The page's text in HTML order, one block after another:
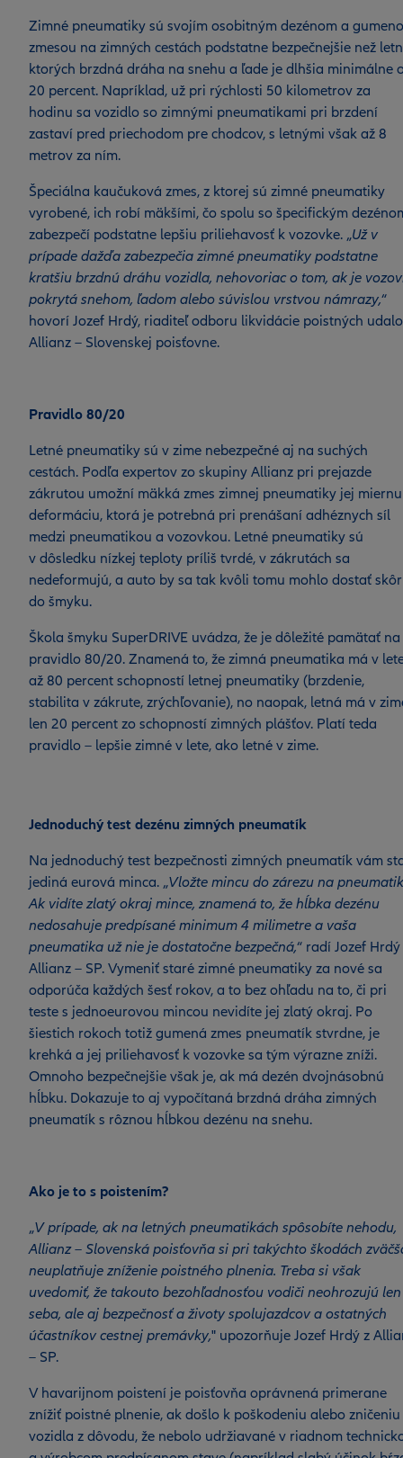
Zimné pneumatiky sú svojím osobitným dezénom a
zmesou na zimných cestách podstatne bezpečnejšie než
ktorých brzdná dráha na snehu a ľade je dlhšia minimálne
20 percent. Napríklad, už pri rýchlosti 50 kilometrov za
hodinu sa vozidlo so zimnými pneumatikami pri brzdení
zastaví pred priechodom pre chodcov, s letnými však až 8
metrov za ním.
Špeciálna kaučuková zmes, z ktorej sú zimné pneumatiky
vyrobené, ich robí mäkšími, čo spolu so špecifickým
zabezpečí podstatne lepšiu priliehavosť k vozovke. „Už v
prípade dažďa zabezpečia zimné pneumatiky podstatne
kratšiu brzdnú dráhu vozidla, nehovoriac o tom, ak je
pokrytá snehom, ľadom alebo súvislou vrstvou námrazy,“
hovorí Jozef Hrdý, riaditeľ odboru likvidácie poistných
Allianz – Slovenskej poisťovne.
Pravidlo 80/20
Letné pneumatiky sú v zime nebezpečné aj na suchých
cestách. Podľa expertov zo skupiny Allianz pri prejazde
zákrutou umožní mäkká zmes zimnej pneumatiky jej miernu
deformáciu, ktorá je potrebná pri prenášaní adhéznych síl
medzi pneumatikou a vozovkou. Letné pneumatiky sú
v dôsledku nízkej teploty príliš tvrdé, v zákrutách sa
nedeformujú, a auto by sa tak kvôli tomu mohlo dostať skôr
do šmyku.
Škola šmyku SuperDRIVE uvádza, že je dôležité pamätať na
pravidlo 80/20. Znamená to, že zimná pneumatika má v
až 80 percent schopností letnej pneumatiky (brzdenie,
stabilita v zákrute, zrýchľovanie), no naopak, letná má v
len 20 percent zo schopností zimných plášťov. Platí teda
pravidlo – lepšie zimné v lete, ako letné v zime.
Jednoduchý test dezénu zimných pneumatík
Na jednoduchý test bezpečnosti zimných pneumatík vám
jediná eurová minca. „Vložte mincu do zárezu na
Ak vidíte zlatý okraj mince, znamená to, že hĺbka dezénu
nedosahuje predpísané minimum 4 milimetre a vaša
pneumatika už nie je dostatočne bezpečná,“ radí Jozef Hrdý
Allianz – SP. Vymeniť staré zimné pneumatiky za nové sa
odporúča každých šesť rokov, a to bez ohľadu na to, či pri
teste s jednoeurovou mincou nevidíte jej zlatý okraj. Po
šiestich rokoch totiž gumená zmes pneumatík stvrdne, je
krehká a jej priliehavosť k vozovke sa tým výrazne zníži.
Omnoho bezpečnejšie však je, ak má dezén dvojnásobnú
hĺbku. Dokazuje to aj vypočítaná brzdná dráha zimných
pneumatík s rôznou hĺbkou dezénu na snehu.
Ako je to s poistením?
„V prípade, ak na letných pneumatikách spôsobíte nehodu,
Allianz – Slovenská poisťovňa si pri takýchto škodách
neuplatňuje zníženie poistného plnenia. Treba si však
uvedomiť, že takouto bezohľadnosťou vodiči neohrozujú len
seba, ale aj bezpečnosť a životy spolujazdcov a ostatných
účastníkov cestnej premávky," upozorňuje Jozef Hrdý z
– SP.
V havarijnom poistení je poisťovňa oprávnená primerane
znížiť poistné plnenie, ak došlo k poškodeniu alebo zničeniu
vozidla z dôvodu, že nebolo udržiavané v riadnom